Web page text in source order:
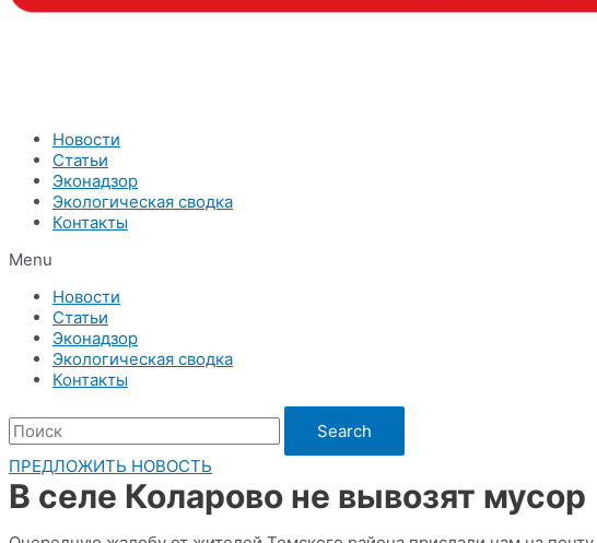
Новости
Статьи
Эконадзор
Экологическая сводка
Контакты
Menu
Новости
Статьи
Эконадзор
Экологическая сводка
Контакты
Search
ПРЕДЛОЖИТЬ НОВОСТЬ
В селе Коларово не вывозят мусор